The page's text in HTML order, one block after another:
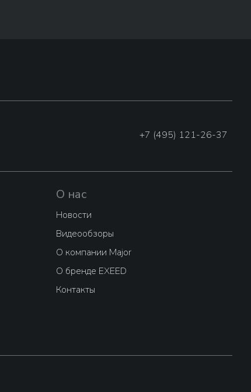
+7 (495) 121-26-37
О нас
Новости
Видеообзоры
О компании Major
О бренде EXEED
Контакты